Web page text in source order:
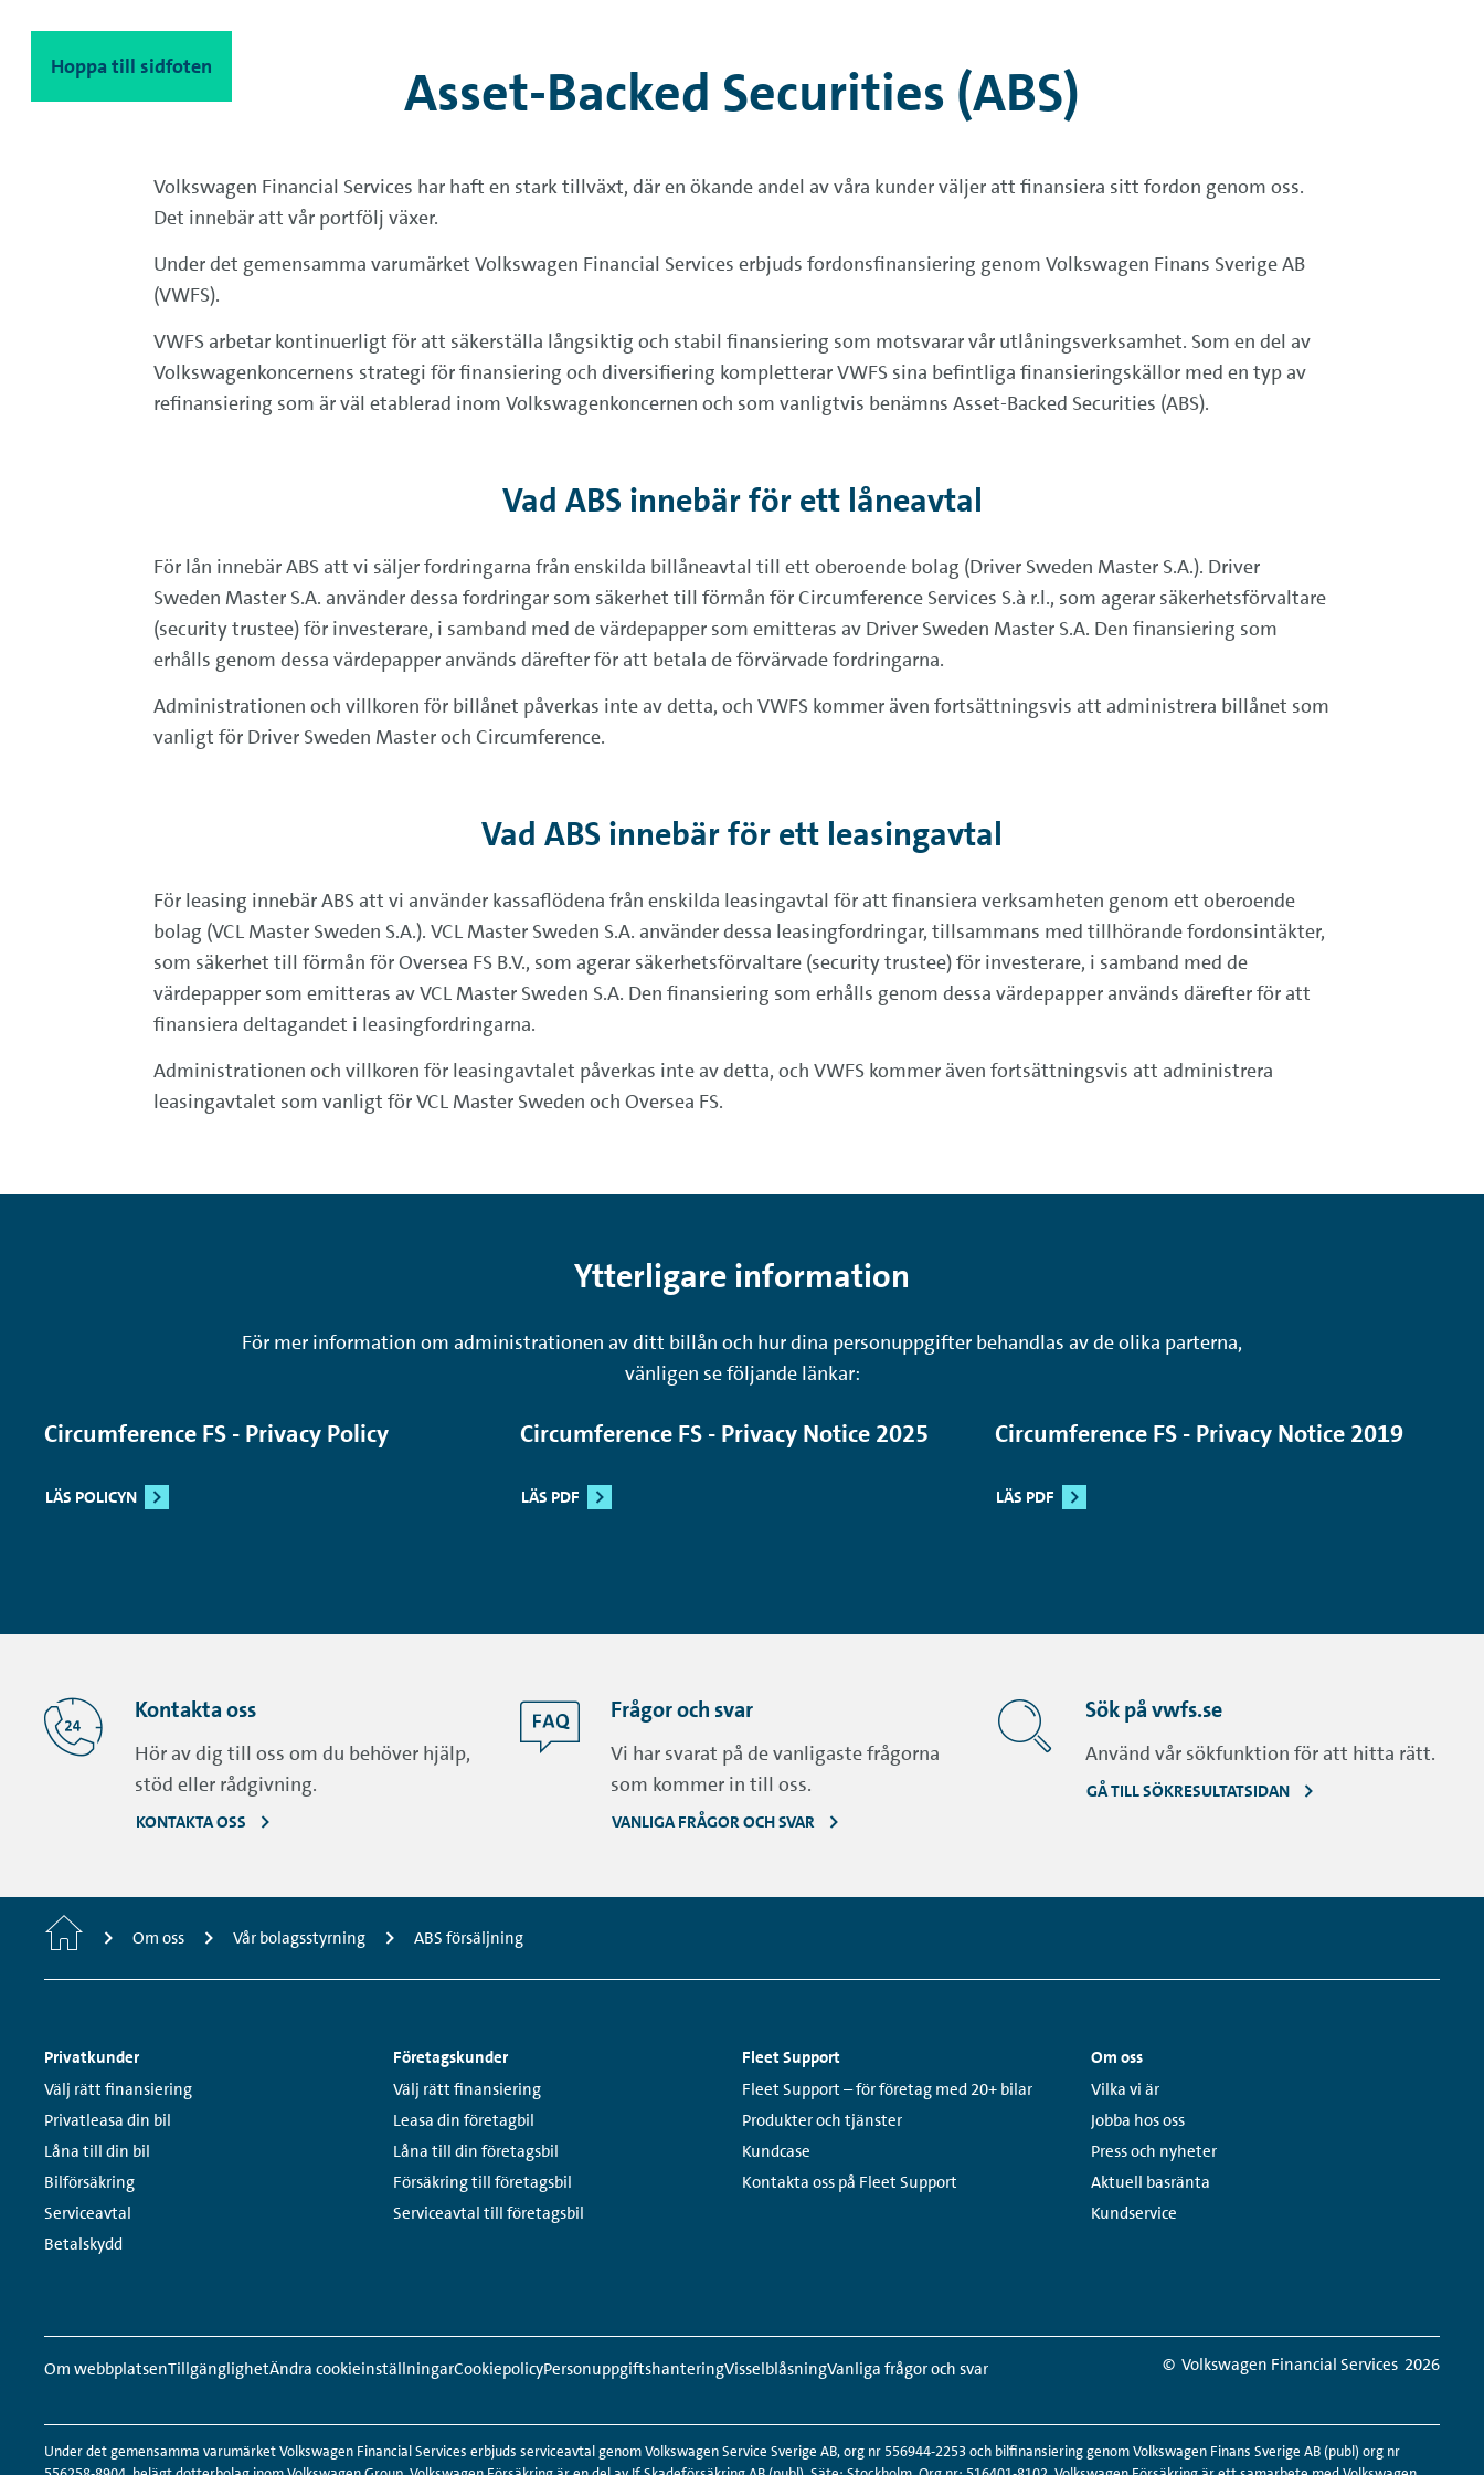
Hoppa till innehåll
Hoppa till sidfoten Asset-Backed Securities (ABS)
Volkswagen Financial Services har haft en stark tillväxt, där en ökande andel av våra kunder väljer att finansiera sitt fordon genom oss.
Det innebär att vår portfölj växer.
Under det gemensamma varumärket Volkswagen Financial Services erbjuds fordonsfinansiering genom Volkswagen Finans Sverige AB
(VWFS).
VWFS arbetar kontinuerligt för att säkerställa långsiktig och stabil finansiering som motsvarar vår utlåningsverksamhet. Som en del av
Volkswagenkoncernens strategi för finansiering och diversifiering kompletterar VWFS sina befintliga finansieringskällor med en typ av
refinansiering som är väl etablerad inom Volkswagenkoncernen och som vanligtvis benämns Asset-Backed Securities (ABS).
Vad ABS innebär för ett låneavtal
För lån innebär ABS att vi säljer fordringarna från enskilda billåneavtal till ett oberoende bolag (Driver Sweden Master S.A.). Driver
Sweden Master S.A. använder dessa fordringar som säkerhet till förmån för Circumference Services S.à r.l., som agerar säkerhetsförvaltare
(security trustee) för investerare, i samband med de värdepapper som emitteras av Driver Sweden Master S.A. Den finansiering som
erhålls genom dessa värdepapper används därefter för att betala de förvärvade fordringarna.
Administrationen och villkoren för billånet påverkas inte av detta, och VWFS kommer även fortsättningsvis att administrera billånet som
vanligt för Driver Sweden Master och Circumference.
Vad ABS innebär för ett leasingavtal
För leasing innebär ABS att vi använder kassaflödena från enskilda leasingavtal för att finansiera verksamheten genom ett oberoende
bolag (VCL Master Sweden S.A.). VCL Master Sweden S.A. använder dessa leasingfordringar, tillsammans med tillhörande fordonsintäkter,
som säkerhet till förmån för Oversea FS B.V., som agerar säkerhetsförvaltare (security trustee) för investerare, i samband med de
värdepapper som emitteras av VCL Master Sweden S.A. Den finansiering som erhålls genom dessa värdepapper används därefter för att
finansiera deltagandet i leasingfordringarna.
Administrationen och villkoren för leasingavtalet påverkas inte av detta, och VWFS kommer även fortsättningsvis att administrera
leasingavtalet som vanligt för VCL Master Sweden och Oversea FS.
Ytterligare information
För mer information om administrationen av ditt billån och hur dina personuppgifter behandlas av de olika parterna,
vänligen se följande länkar:
Circumference FS - Privacy Policy
LÄS POLICYN
Circumference FS - Privacy Notice 2025
LÄS PDF
Circumference FS - Privacy Notice 2019
LÄS PDF
Kontakta oss
Hör av dig till oss om du behöver hjälp,
stöd eller rådgivning.
KONTAKTA OSS
Frågor och svar
Vi har svarat på de vanligaste frågorna
som kommer in till oss.
VANLIGA FRÅGOR OCH SVAR
Sök på vwfs.se
Använd vår sökfunktion för att hitta rätt.
GÅ TILL SÖKRESULTATSIDAN
StartsidaOm oss Vår bolagsstyrning ABS försäljning
Sidfotsmeny
Privatkunder
Links:
Välj rätt finansiering
Privatleasa din bil
Låna till din bil
Bilförsäkring
Serviceavtal
Betalskydd
Företagskunder
Links:
Välj rätt finansiering
Leasa din företagbil
Låna till din företagsbil
Försäkring till företagsbil
Serviceavtal till företagsbil
Fleet Support
Links:
Fleet Support – för företag med 20+ bilar
Produkter och tjänster
Kundcase
Kontakta oss på Fleet Support
Om oss
Links:
Vilka vi är
Jobba hos oss
Press och nyheter
Aktuell basränta
Kundservice
Snabbmeny
sidfot
Om webbplatsenTillgänglighetÄndra cookieinställningarCookiepolicyPersonuppgiftshanteringVisselblåsningVanliga frågor och svar
Sociala
medier-
© Volkswagen Financial Services 2026
Under det gemensamma varumärket Volkswagen Financial Services erbjuds serviceavtal genom Volkswagen Service Sverige AB, org nr 556944-2253 och bilfinansiering genom Volkswagen Finans Sverige AB (publ) org nr